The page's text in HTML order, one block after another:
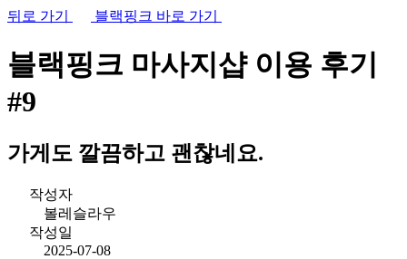
뒤로 가기 블랙핑크 바로 가기
블랙핑크 마사지샵이용 후기
#9
가게도 깔끔하고 괜찮네요.
작성자
볼레슬라우
작성일
2025-07-08